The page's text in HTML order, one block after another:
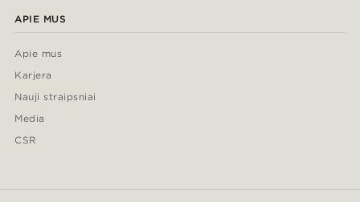
APIE MUS
Apie mus
Karjera
Nauji straipsniai
Media
CSR